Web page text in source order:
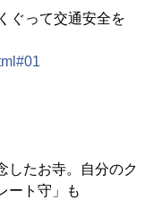
ぐって交通安全を
したお寺。自分のク
ート守」も